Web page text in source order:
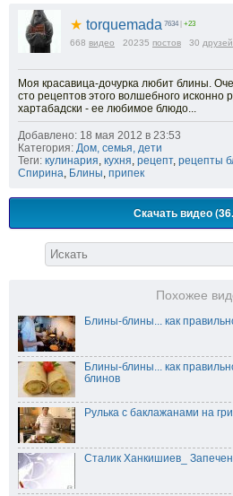
★ torquemada 7634 | +23
668 видео 20235 постов 30 друзей
Моя красавица-дочурка любит блины.
сто рецептов этого волшебного исконно
хартабадски - ее любимое блюдо...
Добавлено: 18 мая 2012 в 23:53
Категория: Дом, семья, дети
Теги: кулинария кухня рецепт, рецепты
Спирина Блины припек
Скачать видео
Похожее
Блины-блины... как
Блины-блины... как
блинов
Рулька с баклажанами на
Сталик Ханкишиев_